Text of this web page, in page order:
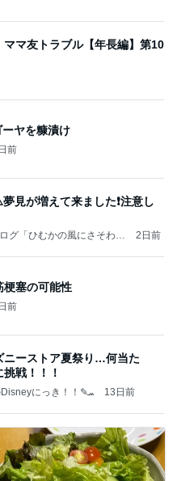
マ友トラブル【年長編】第10
ヤを糠漬け
前
見が増えて来ました❗️注意し
グ「ひむかの風にさそわれ
2日前
梗塞の可能性
前
ニーストア夏祭り…何当た
戦！！！
高校生Dヲタ Ꭰ-ᎮꭵꭹꭴのDisneyにっき！！✎ܚ 13日前